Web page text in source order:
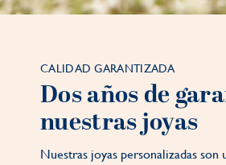
CALIDAD GARANTIZADA
Dos años de
nuestras joyas
Nuestras joyas personalizadas son